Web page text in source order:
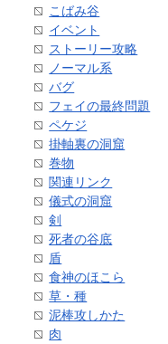
こばみ谷
イベント
ストーリー攻略
ノーマル系
バグ
フェイの最終問題
ペケジ
掛軸裏の洞窟
巻物
関連リンク
儀式の洞窟
剣
死者の谷底
盾
食神のほこら
草・種
泥棒攻しかた
肉